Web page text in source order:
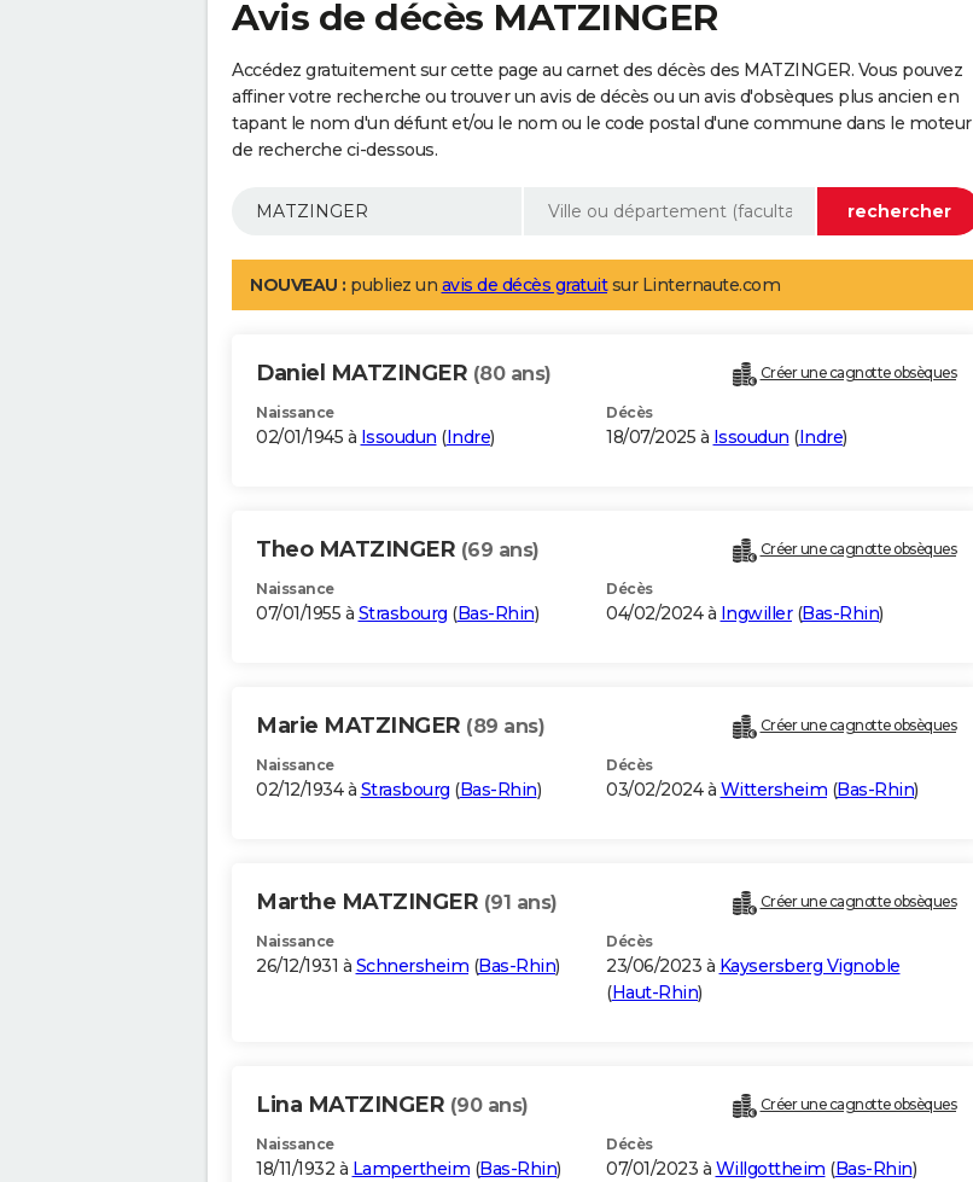
Avis de décès MATZINGER
Accédez gratuitement sur cette page au carnet des décès des MATZINGER. Vous pouvez
affiner votre recherche ou trouver un avis de décès ou un avis d'obsèques plus ancien en
tapant le nom d'un défunt et/ou le nom ou le code postal d'une commune dans le moteur
de recherche ci-dessous.
NOUVEAU : publiez un avis de décès gratuitsur Linternaute.com
Daniel MATZINGER (80 ans) Créer une cagnotte obsèques
Naissance
02/01/1945 à Issoudun (Indre)
Décès
18/07/2025 à Issoudun (Indre)
Theo MATZINGER (69 ans) Créer une cagnotte obsèques
Naissance
07/01/1955 à Strasbourg (Bas-Rhin)
Décès
04/02/2024 à Ingwiller(Bas-Rhin)
Marie MATZINGER (89 ans) Créer une cagnotte obsèques
Naissance
02/12/1934 à Strasbourg (Bas-Rhin)
Décès
03/02/2024 à Wittersheim (Bas-Rhin)
Marthe MATZINGER (91 ans) Créer une cagnotte obsèques
Naissance
26/12/1931 à Schnersheim (Bas-Rhin)
Décès
23/06/2023 à Kaysersberg Vignoble
(Haut-Rhin)
Lina MATZINGER (90 ans) Créer une cagnotte obsèques
Naissance
18/11/1932 à Lampertheim (Bas-Rhin)
Décès
07/01/2023 à Willgottheim (Bas-Rhin)